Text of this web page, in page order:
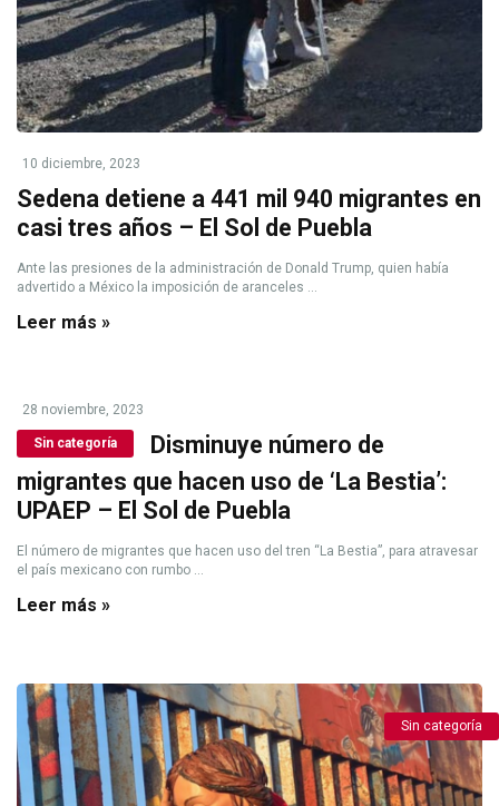
10 diciembre, 2023
Sedena detiene a 441 mil 940 migrantes en
casi tres años – El Sol de Puebla
Ante las presiones de la administración de Donald Trump, quien había
advertido a México la imposición de aranceles ...
Leer más »
28 noviembre, 2023
Sin categoría
Disminuye número de
migrantes que hacen uso de ‘La Bestia’:
UPAEP – El Sol de Puebla
El número de migrantes que hacen uso del tren “La Bestia”, para atravesar
el país mexicano con rumbo ...
Leer más »
Sin categoría